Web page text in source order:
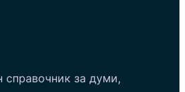
справочник за думи,